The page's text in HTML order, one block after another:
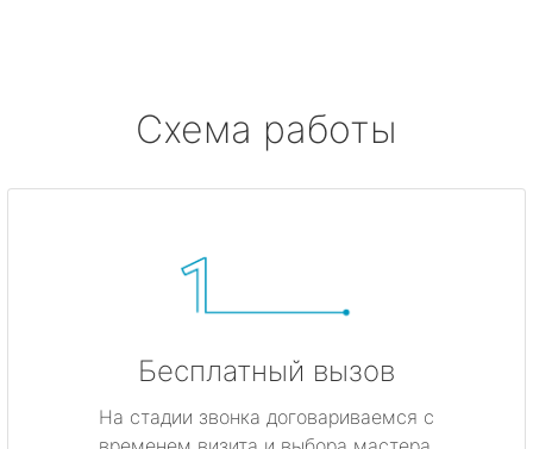
Схема работы
Бесплатный вызов
На стадии звонка договариваемся с